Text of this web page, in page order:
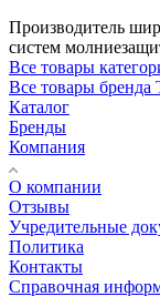
Производитель
систем
Все товары
Все товары бренда
Каталог
Бренды
Компания
О компании
Отзывы
Учредительные
Политика
Контакты
Справочная